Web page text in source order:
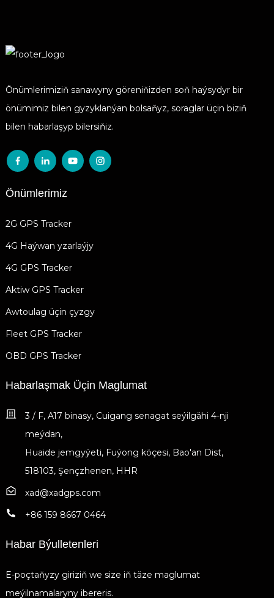
Önümlerimiziň sanawyny göreniňizden soň haýsydyr bir
önümimiz bilen gyzyklanýan bolsaňyz, soraglar üçin biziň
bilen habarlaşyp bilersiňiz.
Önümlerimiz
2G GPS Tracker
4G Haýwan yzarlaýjy
4G GPS Tracker
Aktiw GPS Tracker
Awtoulag üçin çyzgy
Fleet GPS Tracker
OBD GPS Tracker
Habarlaşmak Üçin Maglumat
3 / F, A17 binasy, Cuigang senagat seýilgähi 4-nji
meýdan,
Huaide jemgyýeti, Fuýong köçesi, Bao'an Dist,
518103, Şençzhenen, HHR
xad@xadgps.com
+86 159 8667 0464
Habar Býulletenleri
E-poçtaňyzy giriziň we size iň täze maglumat
meýilnamalaryny ibereris.